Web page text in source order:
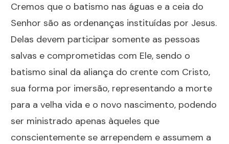
Cremos que o batismo nas águas e a ceia do
Senhor são as ordenanças instituídas por Jesus.
Delas devem participar somente as pessoas
salvas e comprometidas com Ele, sendo o
batismo sinal da aliança do crente com Cristo,
sua forma por imersão, representando a morte
para a velha vida e o novo nascimento, podendo
ser ministrado apenas àqueles que
conscientemente se arrependem e assumem a